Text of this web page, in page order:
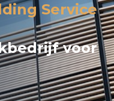
Service
voor